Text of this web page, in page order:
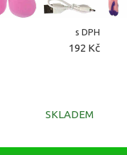
s DPH
192 Kč
SKLADEM